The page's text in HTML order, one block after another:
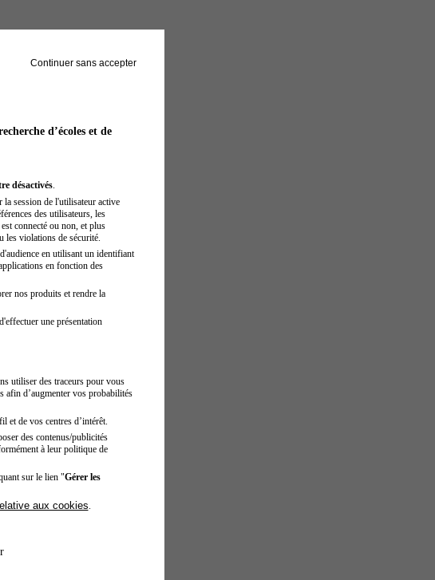
Continuer sans accepter
d’écoles et de
désactivés.
la session de l'utilisateur active
des utilisateurs, les
connecté ou non, et plus
les violations de sécurité.
en utilisant un identifiant
en fonction des
nos produits et rendre la
une présentation
utiliser des traceurs pour vous
afin d’augmenter vos probabilités
et de vos centres d’intérêt.
des contenus/publicités
à leur politique de
sur le lien "Gérer les
aux cookies